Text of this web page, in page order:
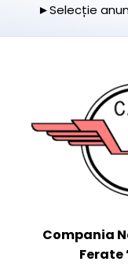
►Selecție
Compania
Ferate